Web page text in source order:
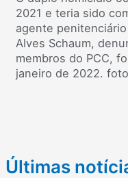
2021 e teria sido
agente
Alves Schaum,
membros do PCC,
janeiro de 2022.
Últimas